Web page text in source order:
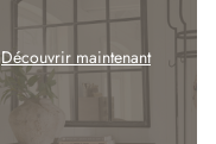
Découvrir maintenant